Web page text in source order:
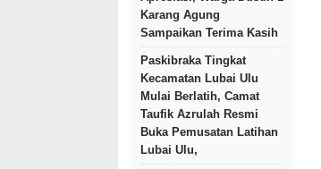
Karang Agung
Sampaikan Terima Kasih
Paskibraka Tingkat
Kecamatan Lubai Ulu
Mulai Berlatih, Camat
Taufik Azrulah Resmi
Buka Pemusatan Latihan
Lubai Ulu,